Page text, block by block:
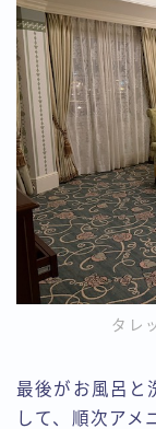
タレ
最後がお風呂と
して、順次アメ